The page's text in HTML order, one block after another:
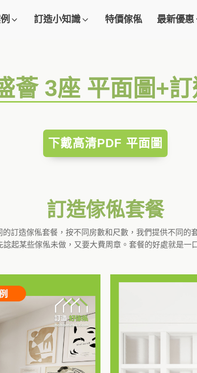
訂造小知識 特價傢俬 最新優惠
薈 3座 平面圖+
下戴高清PDF 平面圖
訂造傢俬套餐
訂造傢俬套餐，按不同房數和尺數，我們提供不同的
起某些傢俬未做，又要大費周章。套餐的好處就是一